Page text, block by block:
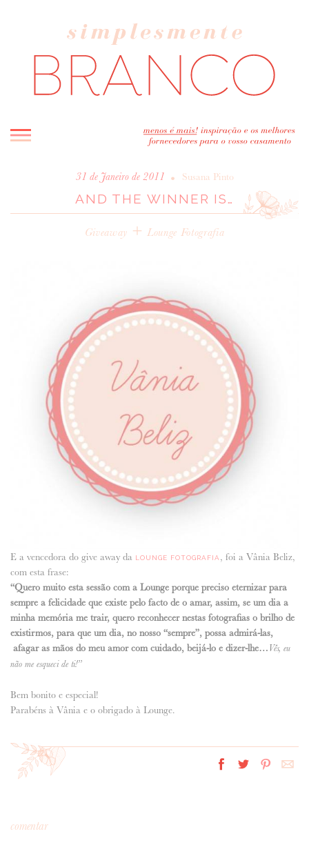
INICIO
BLOG
ENTREVISTAS
FORNECEDORES RECOMENDADOS
ANUNCIE CONNOSCO
31 de Janeiro de 2011 • Susana Pinto
AND THE WINNER IS…
Giveaway + Lounge Fotografia
E a vencedora do give away da LOUNGE FOTOGRAFIA , foi a Vânia Beliz,
com esta frase:
“Quero muito esta sessão com a Lounge porque preciso eternizar para
sempre a felicidade que existe pelo facto de o amar, assim, se um dia a
minha memória me trair, quero reconhecer nestas fotografias o brilho de
existirmos, para que um dia, no nosso “sempre”, possa admirá-las,
afagar as mãos do meu amor com cuidado, beijá-lo e dizer-lhe… Vês, eu
não me esqueci de ti!”
Bem bonito e especial!
Parabéns à Vânia e o obrigado à Lounge.
comentar